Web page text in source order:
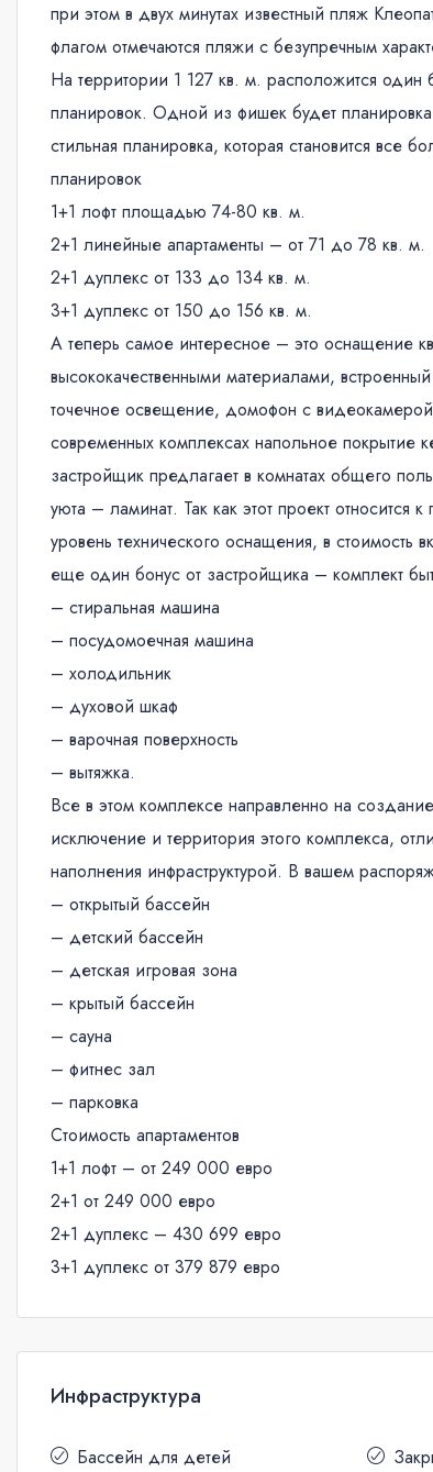
при этом в двух минутах известный пляж
флагом отмечаются пляжи с безупречным
На территории 1 127 кв. м. расположится один
планировок. Одной из фишек будет
стильная планировка, которая становится все
планировок
1+1 лофт площадью 74-80 кв. м.
2+1 линейные апартаменты – от 71 до 78 кв. м.
2+1 дуплекс от 133 до 134 кв. м.
3+1 дуплекс от 150 до 156 кв. м.
А теперь самое интересное – это оснащение
высококачественными материалами,
точечное освещение, домофон с
современных комплексах напольное покрытие
застройщик предлагает в комнатах общего
уюта – ламинат. Так как этот проект относится
уровень технического оснащения, в стоимость
еще один бонус от застройщика – комплект
– стиральная машина
– посудомоечная машина
– холодильник
– духовой шкаф
– варочная поверхность
– вытяжка.
Все в этом комплексе направленно на
исключение и территория этого комплекса,
наполнения инфраструктурой. В вашем
– открытый бассейн
– детский бассейн
– детская игровая зона
– крытый бассейн
– сауна
– фитнес зал
– парковка
Стоимость апартаментов
1+1 лофт – от 249 000 евро
2+1 от 249 000 евро
2+1 дуплекс – 430 699 евро
3+1 дуплекс от 379 879 евро
Инфраструктура
Бассейн для детей